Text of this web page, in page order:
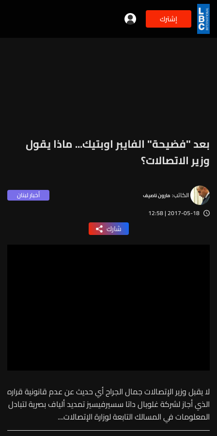
إشترك
بعد "فضيحة" الفايبر اوبتيك... ماذا يقول
وزير الاتصالات؟
الكاتب: مارون ناصيف
أخبار لبنان
2017-05-18 | 12:58
شارك
لا يقبل وزير الإتصالات جمال الجراح أي حديث عن عدم قانونية قراره
الذي أجاز لشركة غلوبال داتا سسيرفيسيز تمديد ألياف بصرية لتبادل
المعلومات في المسالك التابعة لوزارة الإتصالات....